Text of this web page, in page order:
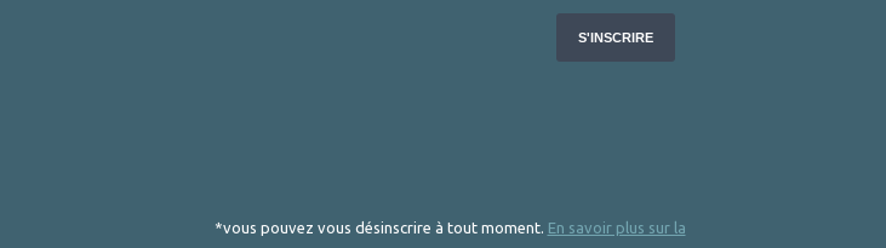
*vous pouvez vous désinscrire à tout moment. En savoir plus sur la